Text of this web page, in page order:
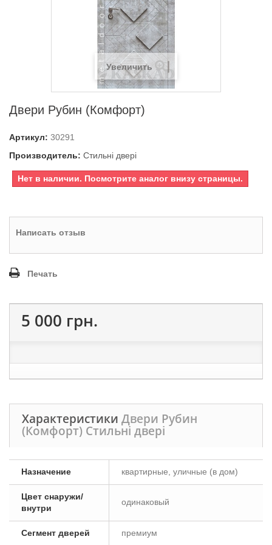
Увеличить
Двери Рубин (Комфорт)
Артикул: 30291
Производитель: Стильні двері
Нет в наличии. Посмотрите аналог внизу страницы.
Написать отзыв
Печать
5 000 грн.
Характеристики Двери Рубин
(Комфорт) Стильні двері
Назначение квартирные, уличные (в дом)
Цвет снаружи/
внутри
одинаковый
Сегмент дверей премиум